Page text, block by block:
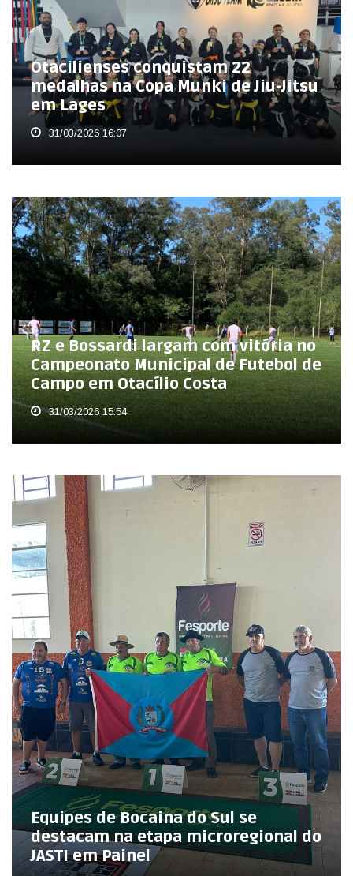
Otacilienses conquistam 22
medalhas na Copa Munki de Jiu-Jitsu
em Lages
31/03/2026 16:07
RZ e Bossardi largam com vitória no
Campeonato Municipal de Futebol de
Campo em Otacílio Costa
31/03/2026 15:54
Equipes de Bocaina do Sul se
destacam na etapa microregional do
JASTI em Painel